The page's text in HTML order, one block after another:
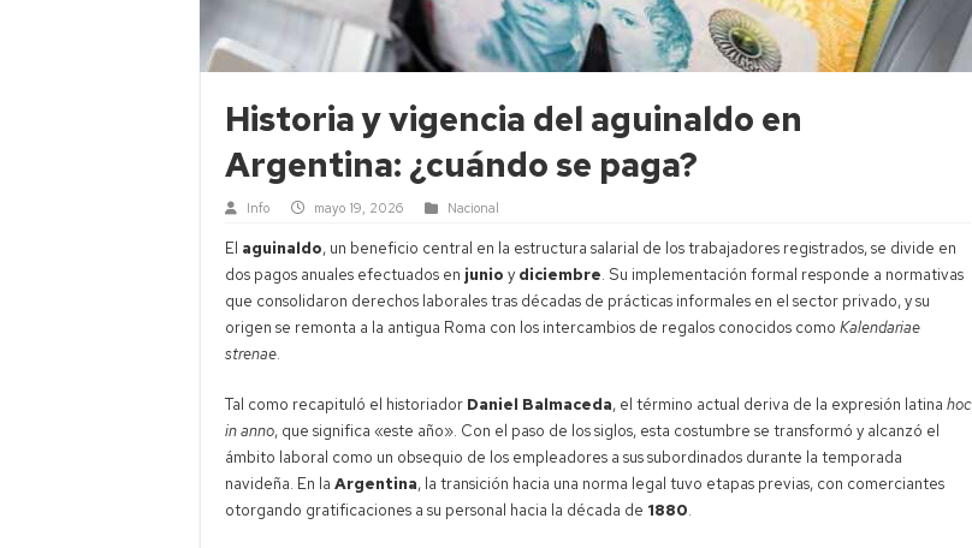
Historia y vigencia del aguinaldo en
Argentina: ¿cuándo se paga?
Info mayo 19, 2026 Nacional
El aguinaldo, un beneficio central en la estructura salarial de los trabajadores registrados, se divide en
dos pagos anuales efectuados en junio y diciembre. Su implementación formal responde a normativas
que consolidaron derechos laborales tras décadas de prácticas informales en el sector privado, y su
origen se remonta a la antigua Roma con los intercambios de regalos conocidos como Kalendariae
strenae.
Tal como recapituló el historiador Daniel Balmaceda, el término actual deriva de la expresión latina hoc
in anno, que significa «este año». Con el paso de los siglos, esta costumbre se transformó y alcanzó el
ámbito laboral como un obsequio de los empleadores a sus subordinados durante la temporada
navideña. En la Argentina, la transición hacia una norma legal tuvo etapas previas, con comerciantes
otorgando gratificaciones a su personal hacia la década de 1880.